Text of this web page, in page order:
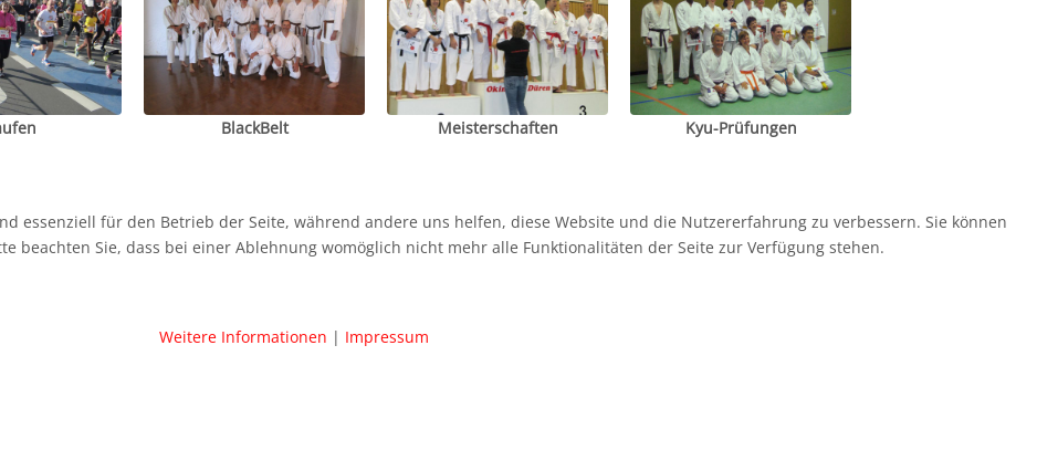
BlackBelt Meisterschaften Kyu-Prüfungen
essenziell für den Betrieb der Seite, während andere uns helfen, diese Website und die Nutzererfahrung zu verbessern. Sie können
beachten Sie, dass bei einer Ablehnung womöglich nicht mehr alle Funktionalitäten der Seite zur Verfügung stehen.
Weitere Informationen | Impressum